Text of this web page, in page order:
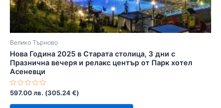
Велико Търново
Нова Година 2025 в Старата столица, 3 дни с
Празнична вечеря и релакс център от Парк хотел
Асеневци
Оценено
с
0
597.00лв. (305.24€)